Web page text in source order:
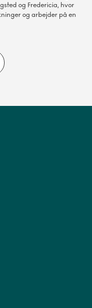
og Fredericia, hvor
og arbejder på en